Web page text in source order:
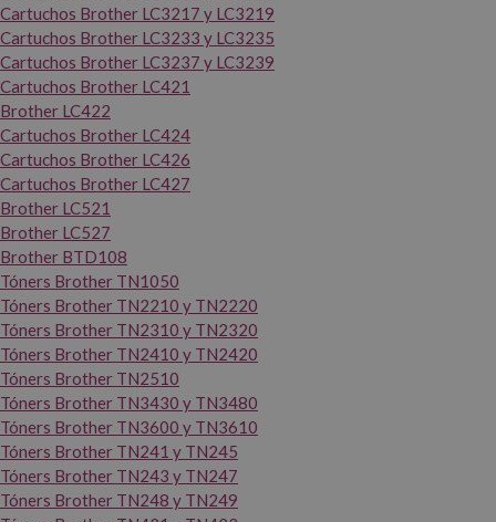
Cartuchos Brother LC3217 y LC3219
Cartuchos Brother LC3233 y LC3235
Cartuchos Brother LC3237 y LC3239
Cartuchos Brother LC421
Brother LC422
Cartuchos Brother LC424
Cartuchos Brother LC426
Cartuchos Brother LC427
Brother LC521
Brother LC527
Brother BTD108
Tóners Brother TN1050
Tóners Brother TN2210 y TN2220
Tóners Brother TN2310 y TN2320
Tóners Brother TN2410 y TN2420
Tóners Brother TN2510
Tóners Brother TN3430 y TN3480
Tóners Brother TN3600 y TN3610
Tóners Brother TN241 y TN245
Tóners Brother TN243 y TN247
Tóners Brother TN248 y TN249